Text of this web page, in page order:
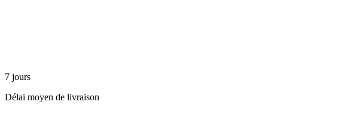
7 jours
Délai moyen de livraison